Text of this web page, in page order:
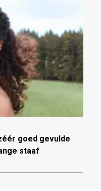
goed gevulde
staaf